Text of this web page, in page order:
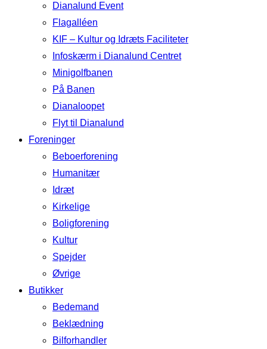
Dianalund Event
Flagalléen
KIF – Kultur og Idræts Faciliteter
Infoskærm i Dianalund Centret
Minigolfbanen
På Banen
Dianaloopet
Flyt til Dianalund
Foreninger
Beboerforening
Humanitær
Idræt
Kirkelige
Boligforening
Kultur
Spejder
Øvrige
Butikker
Bedemand
Beklædning
Bilforhandler